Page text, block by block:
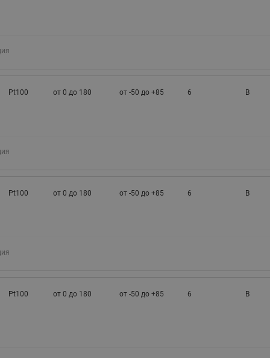
Pt100 от 0 до 180 от -50 до +85 6 B
Pt100 от 0 до 180 от -50 до +85 6 B
Pt100 от 0 до 180 от -50 до +85 6 B